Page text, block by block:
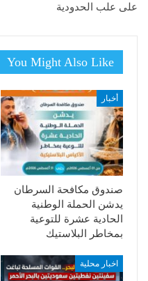
على علب الحدودية
You Might Also Like
أخبار
صندوق مكافحة السرطان
يدشن الحملة الوطنية
الحادية عشرة للتوعية
بمخاطر البلاستيك
اخبار محلية